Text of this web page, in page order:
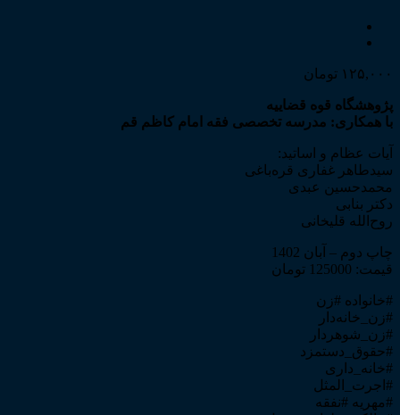
۱۲۵,۰۰۰ تومان
پژوهشگاه قوه قضاییه
با همکاری: مدرسه تخصصی فقه امام کاظم قم
آیات عظام و اساتید:
سیدطاهر غفاری قره‌باغی
محمدحسین عبدی
دکتر بنابی
روح‌الله قلیخانی
چاپ دوم – آبان 1402
قیمت: 125000 تومان
#خانواده #زن
#زن_خانه‌دار
#زن_شوهردار
#حقوق_دستمزد
#خانه_داری
#اجرت_المثل
#مهریه #نفقه